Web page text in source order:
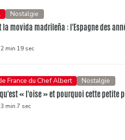
Nostalgie
la movida madrileña : l'Espagne des
2 min 19 sec
France du Chef Albert Nostalgie
« l'oise » et pourquoi cette petite
3 min 7 sec